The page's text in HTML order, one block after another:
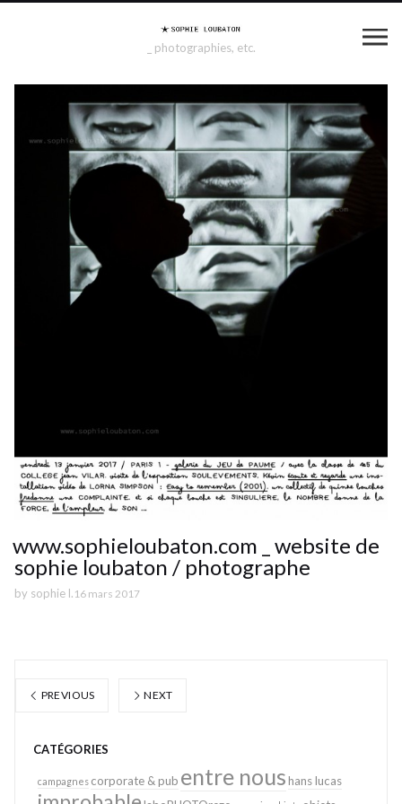
_ photographies, etc.
www.sophieloubaton.com _ website de
sophie loubaton / photographe
by sophie l. 16 mars 2017
PREVIOUS NEXT
CATÉGORIES
campagnes corporate & pub entre noushans lucas